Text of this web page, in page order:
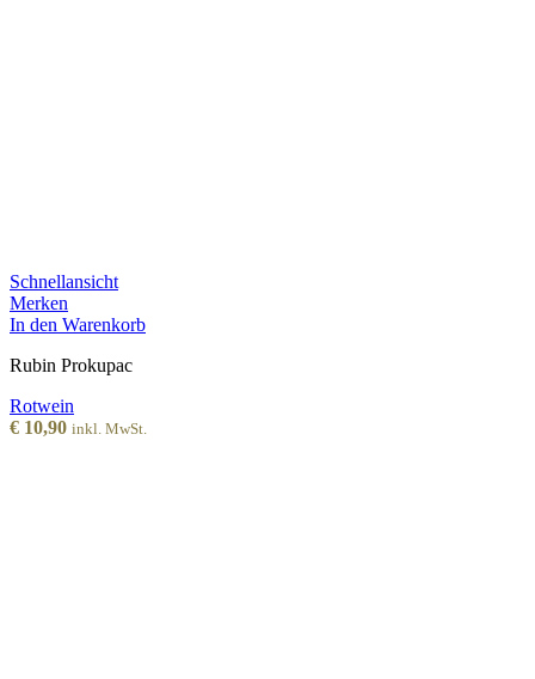
Schnellansicht
Merken
In den Warenkorb
Rubin Prokupac
Rotwein
€ 10,90 inkl. MwSt.